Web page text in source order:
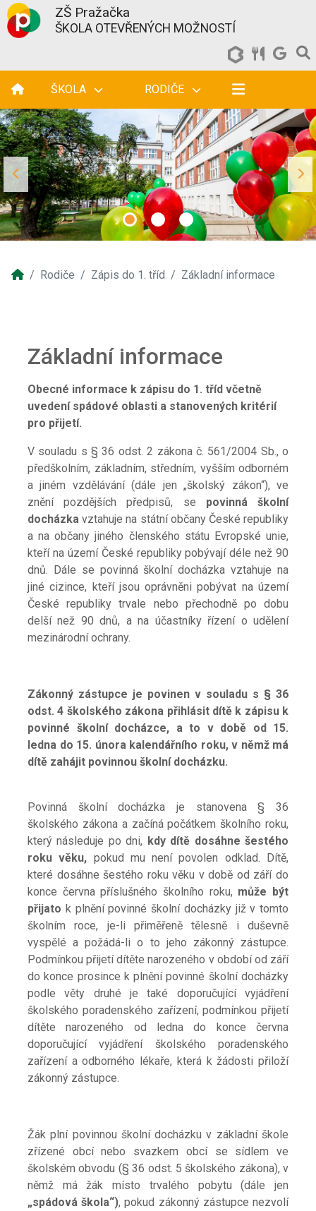
ZŠ Pražačka
ŠKOLA OTEVŘENÝCH MOŽNOSTÍ
ŠKOLA RODIČE
Rodiče Zápis do 1. tříd Základní informace
Základní informace
Obecné informace k zápisu do 1. tříd včetně
uvedení spádové oblasti a stanovených kritérií
pro přijetí.
V souladu s § 36 odst. 2 zákona č. 561/2004 Sb., o
předškolním, základním, středním, vyšším odborném
a jiném vzdělávání (dále jen „školský zákon“), ve
znění pozdějších předpisů, se povinná školní
docházka vztahuje na státní občany České republiky
a na občany jiného členského státu Evropské unie,
kteří na území České republiky pobývají déle než 90
dnů. Dále se povinná školní docházka vztahuje na
jiné cizince, kteří jsou oprávněni pobývat na území
České republiky trvale nebo přechodně po dobu
delší než 90 dnů, a na účastníky řízení o udělení
mezinárodní ochrany.
Zákonný zástupce je povinen v souladu s § 36
odst. 4 školského zákona přihlásit dítě k zápisu k
povinné školní docházce, a to v době od 15.
ledna do 15. února kalendářního roku, v němž má
dítě zahájit povinnou školní docházku.
Povinná školní docházka je stanovena § 36
školského zákona a začíná počátkem školního roku,
který následuje po dni, kdy dítě dosáhne šestého
roku věku, pokud mu není povolen odklad. Dítě,
které dosáhne šestého roku věku v době od září do
konce června příslušného školního roku, může být
přijato k plnění povinné školní docházky již v tomto
školním roce, je-li přiměřeně tělesně i duševně
vyspělé a požádá-li o to jeho zákonný zástupce.
Podmínkou přijetí dítěte narozeného v období od září
do konce prosince k plnění povinné školní docházky
podle věty druhé je také doporučující vyjádření
školského poradenského zařízení, podmínkou přijetí
dítěte narozeného od ledna do konce června
doporučující vyjádření školského poradenského
zařízení a odborného lékaře, která k žádosti přiloží
zákonný zástupce.
Žák plní povinnou školní docházku v základní škole
zřízené obcí nebo svazkem obcí se sídlem ve
školském obvodu (§ 36 odst. 5 školského zákona), v
němž má žák místo trvalého pobytu (dále jen
„spádová škola“), pokud zákonný zástupce nezvolí